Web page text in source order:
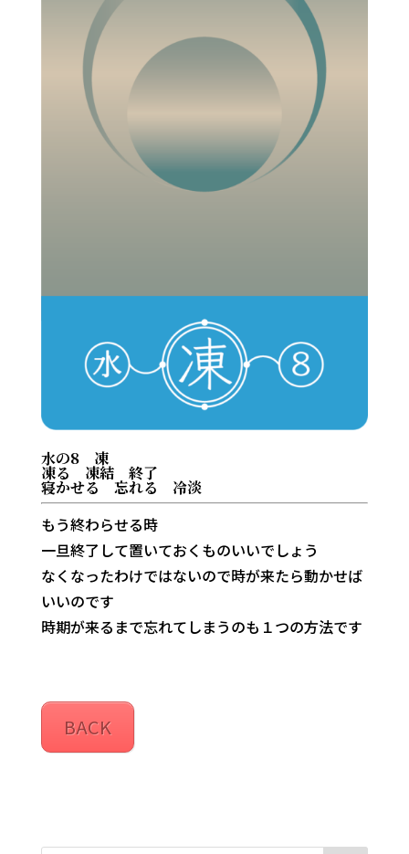
水の8 凍
凍る 凍結 終了
寝かせる 忘れる 冷淡
もう終わらせる時
一旦終了して置いておくものいいでしょう
なくなったわけではないので時が来たら動かせば
いいのです
時期が来るまで忘れてしまうのも１つの方法です
BACK